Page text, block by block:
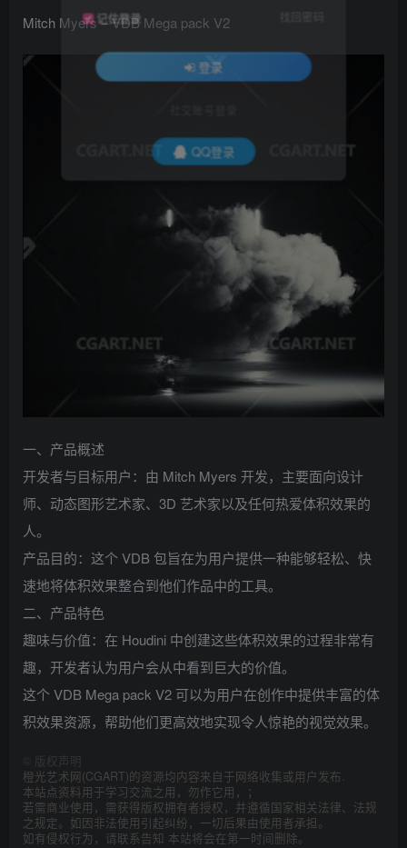
Mitch Myers – VDB Mega pack V2
一、产品概述
开发者与目标用户：由 Mitch Myers 开发，主要面向设计
师、动态图形艺术家、3D 艺术家以及任何热爱体积效果的
人。
产品目的：这个 VDB 包旨在为用户提供一种能够轻松、快
速地将体积效果整合到他们作品中的工具。
二、产品特色
趣味与价值：在 Houdini 中创建这些体积效果的过程非常有
趣，开发者认为用户会从中看到巨大的价值。
这个 VDB Mega pack V2 可以为用户在创作中提供丰富的体
积效果资源，帮助他们更高效地实现令人惊艳的视觉效果。
版权声明
橙光艺术网(CGART)的资源均内容来自于网络收集或用户发布.
本站点资料用于学习交流之用，勿作它用，；
若需商业使用，需获得版权拥有者授权，并遵循国家相关法律、法规
之规定。如因非法使用引起纠纷，一切后果由使用者承担。
如有侵权行为，请联系告知 本站将会在第一时间删除。
记住登录
登录
QQ登录